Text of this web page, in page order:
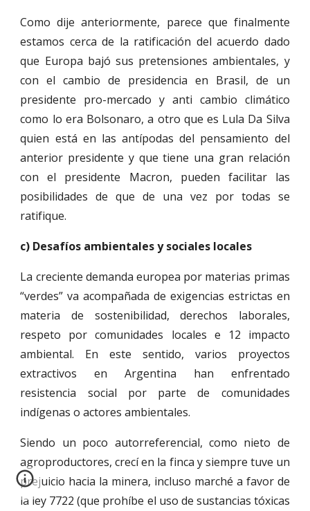
Como dije anteriormente, parece que finalmente
estamos cerca de la ratificación del acuerdo dado
que Europa bajó sus pretensiones ambientales, y
con el cambio de presidencia en Brasil, de un
presidente pro-mercado y anti cambio climático
como lo era Bolsonaro, a otro que es Lula Da Silva
quien está en las antípodas del pensamiento del
anterior presidente y que tiene una gran relación
con el presidente Macron, pueden facilitar las
posibilidades de que de una vez por todas se
ratifique.
c) Desafíos ambientales y sociales locales
La creciente demanda europea por materias primas
“verdes” va acompañada de exigencias estrictas en
materia de sostenibilidad, derechos laborales,
respeto por comunidades locales e 12 impacto
ambiental. En este sentido, varios proyectos
extractivos en Argentina han enfrentado
resistencia social por parte de comunidades
indígenas o actores ambientales.
Siendo un poco autorreferencial, como nieto de
agroproductores, crecí en la finca y siempre tuve un
prejuicio hacia la minera, incluso marché a favor de
la ley 7722 (que prohíbe el uso de sustancias tóxicas